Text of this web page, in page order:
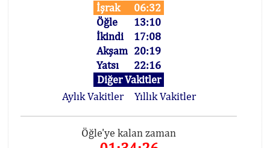
İşrak
06:32
Öğle
13:10
İkindi
17:08
Akşam 20:19
Yatsı
22:16
Diğer Vakitler
Aylık Vakitler
Yıllık Vakitler
Öğle'ye kalan zaman